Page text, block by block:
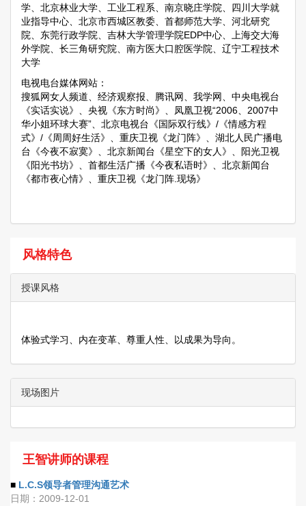
学、北京林业大学、工业工程系、南京晓庄学院、四川大学就
业指导中心、北京市西城区教委、首都师范大学、河北研究
院、东莞行政学院、吉林大学管理学院EDP中心、上海交大海
外学院、长三角研究院、南方医大口腔医学院、辽宁工程技术
大学
电视电台媒体网站：
搜狐网女人频道、经济观察报、腾讯网、我学网、中央电视台
《实话实说》、央视《东方时尚》、凤凰卫视“2006、2007中
华小姐环球大赛”、北京电视台《国际双行线》/《情感方程
式》/《周周好生活》、重庆卫视《龙门阵》、湖北人民广播电
台《今夜不寂寞》、北京新闻台《星空下的女人》、阳光卫视
《阳光书坊》、首都生活广播《今夜私语时》、北京新闻台
《都市夜心情》、重庆卫视《龙门阵.现场》
风格特色
授课风格
体验式学习、内在变革、尊重人性、以成果为导向。
现场图片
王智讲师的课程
■ L.C.S领导者管理沟通艺术
日期：2009-12-01